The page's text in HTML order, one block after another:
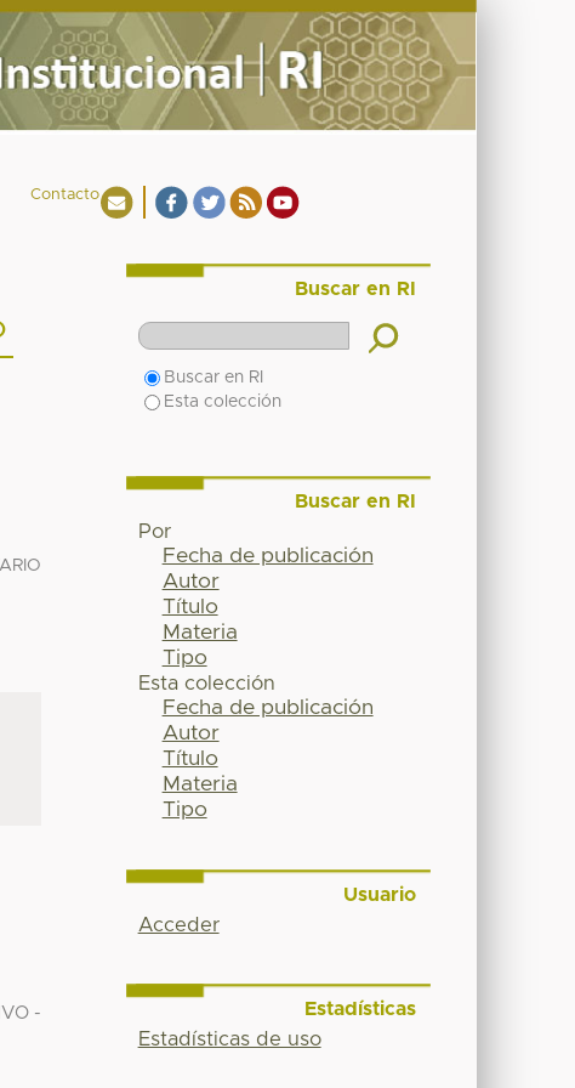
Contacto
-
Buscar en RI
Buscar en RI
Esta colección
Buscar en RI
Por
Fecha de publicación
Autor
Título
Materia
Tipo
Esta colección
Fecha de publicación
Autor
Título
Materia
Tipo
Usuario
Acceder
Estadísticas
Estadísticas de uso